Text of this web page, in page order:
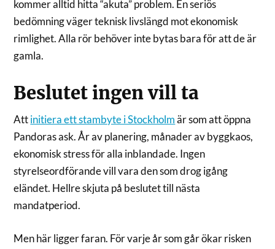
kommer alltid hitta “akuta” problem. En seriös
bedömning väger teknisk livslängd mot ekonomisk
rimlighet. Alla rör behöver inte bytas bara för att de är
gamla.
Beslutet ingen vill ta
Attinitiera ett stambyte i Stockholmär som att öppna
Pandoras ask. År av planering, månader av byggkaos,
ekonomisk stress för alla inblandade. Ingen
styrelseordförande vill vara den som drog igång
eländet. Hellre skjuta på beslutet till nästa
mandatperiod.
Men här ligger faran. För varje år som går ökar risken